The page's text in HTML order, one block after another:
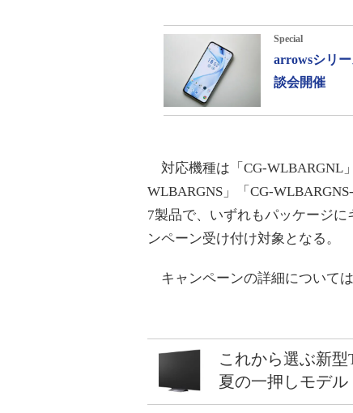
Special
arrowsシリ
談会開催
対応機種は「CG-WLBARGNL
WLBARGNS」「CG-
7製品で、いずれもパッケージ
ンペーン受け付け対象となる。
キャンペーンの詳細については
これから選ぶ新
夏の一押しモデル